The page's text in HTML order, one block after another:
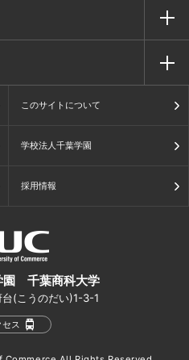
このサイトについて
学校法人千葉学園
採用情報
園 千葉商科大学
(こうのだい)1-3-1
セス